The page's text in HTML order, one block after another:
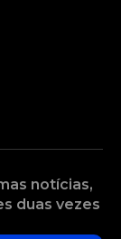
notícias,
duas vezes